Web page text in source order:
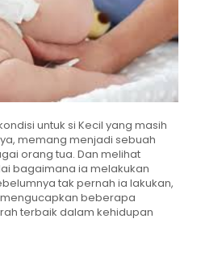
untuk si Kecil yang masih
memang menjadi sebuah
orang tua. Dan melihat
bagaimana ia melakukan
tak pernah ia lakukan,
beberapa
terbaik dalam kehidupan